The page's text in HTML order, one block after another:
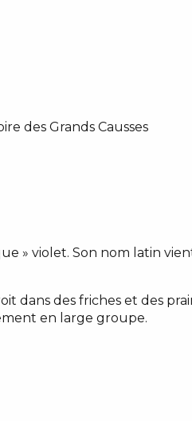
des Grands Causses
» violet. Son nom latin
dans des friches et des
en large groupe.